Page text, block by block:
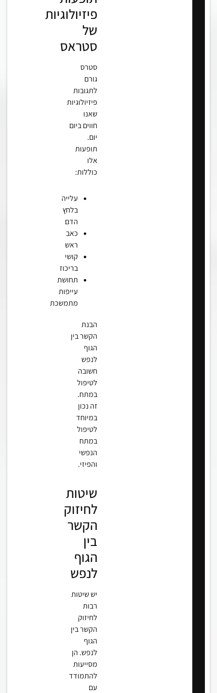
פיזיולוגיות
של
סטראס
סטרס
גורם
לתגובות
פיזיולוגיות
שאנו
חווים ביום
יום.
תופעות
אלו
כוללות:
עלייה
בלחץ
הדם
כאב
ראש
קושי
בריכוז
תחושת
עייפות
מתמשכת
הבנת
הקשר בין
הגוף
לנפש
חשובה
לטיפול
במתח.
זה נכון
במיוחד
לטיפול
במתח
הנפשי
והפיזי.
שיטות
לחיזוק
הקשר
בין
הגוף
לנפש
יש שיטות
רבות
לחיזוק
הקשר בין
הגוף
לנפש. הן
מסייעות
להתמודד
עם